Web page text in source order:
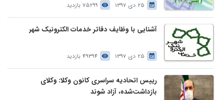
25 دی 1397 75299 بازدید
آشنایی با وظایف دفاتر خدمات الکترونیک شهر
25 دی 1397 49394 بازدید
رییس اتحادیه سراسری کانون وکلا: وکلای
بازداشت‌شده، آزاد شوند